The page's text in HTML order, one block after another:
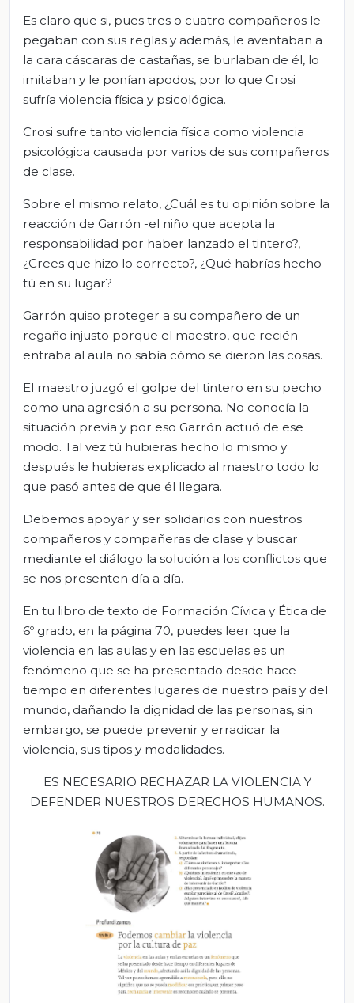
Es claro que si, pues tres o cuatro compañeros le
pegaban con sus reglas y además, le aventaban a
la cara cáscaras de castañas, se burlaban de él, lo
imitaban y le ponían apodos, por lo que Crosi
sufría violencia física y psicológica.
Crosi sufre tanto violencia física como violencia
psicológica causada por varios de sus compañeros
de clase.
Sobre el mismo relato, ¿Cuál es tu opinión sobre la
reacción de Garrón -el niño que acepta la
responsabilidad por haber lanzado el tintero?,
¿Crees que hizo lo correcto?, ¿Qué habrías hecho
tú en su lugar?
Garrón quiso proteger a su compañero de un
regaño injusto porque el maestro, que recién
entraba al aula no sabía cómo se dieron las cosas.
El maestro juzgó el golpe del tintero en su pecho
como una agresión a su persona. No conocía la
situación previa y por eso Garrón actuó de ese
modo. Tal vez tú hubieras hecho lo mismo y
después le hubieras explicado al maestro todo lo
que pasó antes de que él llegara.
Debemos apoyar y ser solidarios con nuestros
compañeros y compañeras de clase y buscar
mediante el diálogo la solución a los conflictos que
se nos presenten día a día.
En tu libro de texto de Formación Cívica y Ética de
6º grado, en la página 70, puedes leer que la
violencia en las aulas y en las escuelas es un
fenómeno que se ha presentado desde hace
tiempo en diferentes lugares de nuestro país y del
mundo, dañando la dignidad de las personas, sin
embargo, se puede prevenir y erradicar la
violencia, sus tipos y modalidades.
ES NECESARIO RECHAZAR LA VIOLENCIA Y
DEFENDER NUESTROS DERECHOS HUMANOS.